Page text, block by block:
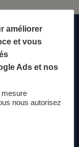
de votre
améliorer
et vous
Ads et nos
mesure
nous autorisez